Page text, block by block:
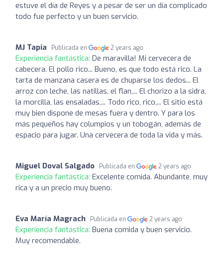
estuve el día de Reyes y a pesar de ser un día complicado
todo fue perfecto y un buen servicio.
MJ Tapia Publicada en 2 years ago
Experiencia fantástica: De maravilla! Mi cervecera de
cabecera. El pollo rico... Bueno, es que todo está rico. La
tarta de manzana casera es de chuparse los dedos... El
arroz con leche, las natillas, el flan,... El chorizo a la sidra,
la morcilla, las ensaladas,... Todo rico, rico,... El sitio está
muy bien dispone de mesas fuera y dentro. Y para los
más pequeños hay columpios y un tobogán, además de
espacio para jugar. Una cervecera de toda la vida y más.
Miguel Doval Salgado Publicada en 2 years ago
Experiencia fantástica: Excelente comida. Abundante, muy
rica y a un precio muy bueno.
Eva María Magrach Publicada en 2 years ago
Experiencia fantástica: Buena comida y buen servicio.
Muy recomendable.